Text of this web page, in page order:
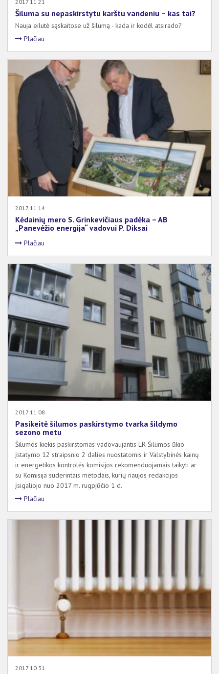
2017 11 21
Šiluma su nepaskirstytu karštu vandeniu – kas tai?
Nauja eilutė sąskaitose už šilumą - kada ir kodėl atsirado?
Plačiau
2017 11 14
Kėdainių mero S. Grinkevičiaus padėka – AB
„Panevėžio energija“ vadovui P. Diksai
Plačiau
2017 11 08
Pasikeitė šilumos paskirstymo tvarka šildymo
sezono metu
Šilumos kiekis paskirstomas vadovaujantis LR Šilumos ūkio
įstatymo 12 straipsnio 2 dalies nuostatomis ir Valstybinės kainų
ir energetikos kontrolės komisijos rekomenduojamais taikyti ar
su Komisija suderintais metodais, kurių naujos redakcijos
įsigaliojo nuo 2017 m. rugpjūčio 1 d.
Plačiau
2017 10 31